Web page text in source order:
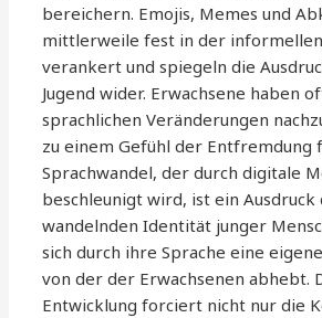
bereichern. Emojis, Memes und
mittlerweile fest in der
verankert und spiegeln die
Jugend wider. Erwachsene haben
sprachlichen Veränderungen
zu einem Gefühl der Entfremdung
Sprachwandel, der durch digitale
beschleunigt wird, ist ein Ausdruck
wandelnden Identität junger
sich durch ihre Sprache eine
von der der Erwachsenen abhebt.
Entwicklung forciert nicht nur die